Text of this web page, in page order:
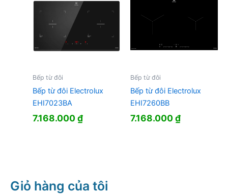
Bếp từ đôi
Bếp từ đôi Electrolux
EHI7023BA
7.168.000₫
Bếp từ đôi
Bếp từ đôi Electrolux
EHI7260BB
7.168.000₫
Giỏ hàng của tôi